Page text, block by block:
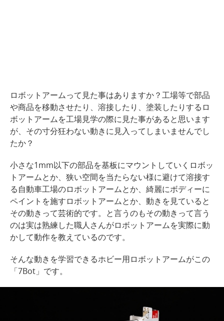
ロボットアームって見た事はありますか？工場等で部品
や商品を移動させたり、溶接したり、塗装したりするロ
ボットアームを工場見学の際に見た事があると思います
が、その寸分狂わない動きに見入ってしまいませんでし
たか？
小さな1mm以下の部品を基板にマウントしていくロボッ
トアームとか、狭い空間を当たらない様に避けて溶接す
る自動車工場のロボットアームとか、綺麗にボディーに
ペイントを施すロボットアームとか、動きを見ていると
その動きって芸術的です。と言うのもその動きって言う
のは実は熟練した職人さんがロボットアームを実際に動
かして動作を教えているのです。
そんな動きを学習できるホビー用ロボットアームがこの
「7Bot」です。